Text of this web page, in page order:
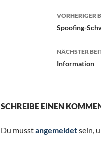
VORHERIGER
Spoofing-
NÄCHSTER
Information
SCHREIBE EINEN
Du musstangemeldetsein,